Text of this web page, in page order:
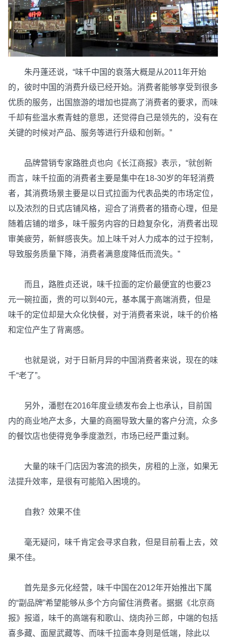
朱丹蓬还说，“味千中国的衰落大概是从2011年开始
的，彼时中国的消费升级已经开始。消费者能够享受到很多
优质的服务，出国旅游的增加也提高了消费者的要求，而味
千却有些温水煮青蛙的意思，还觉得自己是领先的，没有在
关键的时候对产品、服务等进行升级和创新。”
品牌营销专家路胜贞也向《长江商报》表示，“就创新
而言，味千拉面的消费者主要是集中在18-30岁的年轻消费
者，其消费场景主要是以日式拉面为代表品类的市场定位，
以及浓烈的日式店铺风格，迎合了消费者的猎奇心理，但是
随着店铺的增多，味千服务内容的日趋复杂化，消费者出现
审美疲劳，新鲜感丧失。加上味千对人力成本的过于控制，
导致服务质量下降，消费者满意度降低而流失。”
而且，路胜贞还说，味千拉面的定价最便宜的也要23
元一碗拉面，贵的可以到40元，基本属于高端消费，但是
味千的定位却是大众化快餐，对于消费者来说，味千的价格
和定位产生了背离感。
也就是说，对于日新月异的中国消费者来说，现在的味
千“老了”。
另外，潘慰在2016年度业绩发布会上也承认，目前国
内的商业地产太多，大量的商圈导致大量的客户分流，众多
的餐饮店也使得竞争季度激烈，市场已经严重过剩。
大量的味千门店因为客流的损失，房租的上涨，如果无
法提升效率，是很有可能陷入困境的。
自救？效果不佳
毫无疑问，味千肯定会寻求自救，但是目前看上去，效
果不佳。
首先是多元化经营，味千中国在2012年开始推出下属
的“副品牌”希望能够从多个方向留住消费者。据据《北京商
报》报道，味千的高端有和歌山、烧肉孙三郎，中端的包括
喜多藏、面屋武藏等、而味千拉面本身则是低端，除此以